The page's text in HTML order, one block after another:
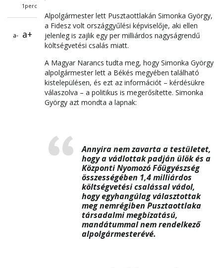
1perc
a- a+
Alpolgármester lett Pusztaottlakán Simonka György,
a Fidesz volt országgyűlési képviselője, aki ellen
jelenleg is zajlik egy per milliárdos nagyságrendű
költségvetési csalás miatt.
A Magyar Narancs tudta meg, hogy Simonka György
alpolgármester lett a Békés megyében található
kistelepülésen, és ezt az információt – kérdésükre
válaszolva – a politikus is megerősítette. Simonka
György azt mondta a lapnak:
Annyira nem zavarta a testületet,
hogy a vádlottak padján ülök és a
Központi Nyomozó Főügyészség
összességében 1,4 milliárdos
költségvetési csalással vádol,
hogy egyhangúlag választottak
meg nemrégiben Pusztaottlaka
társadalmi megbízatású,
mandátummal nem rendelkező
alpolgármesterévé.